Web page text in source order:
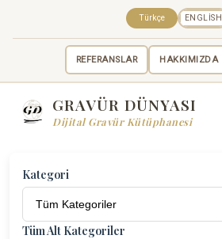
REFERANSLAR HAKKIMIZDA
Türkçe ENGLISH
GRAVÜR DÜNYASI
Dijital Gravür Kütüphanesi
Kategori
Tüm Alt Kategoriler